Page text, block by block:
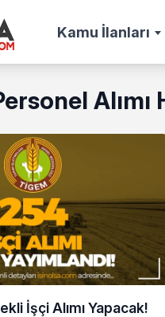
Kamu İlanları
Alımı
İşçi Alımı Yapacak!